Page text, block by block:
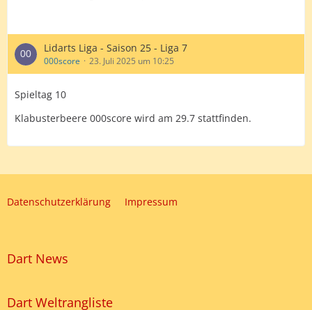
Lidarts Liga - Saison 25 - Liga 7
000score 23. Juli 2025 um 10:25
Spieltag 10
Klabusterbeere 000score wird am 29.7 stattfinden.
Datenschutzerklärung Impressum
Dart News
Dart Weltrangliste